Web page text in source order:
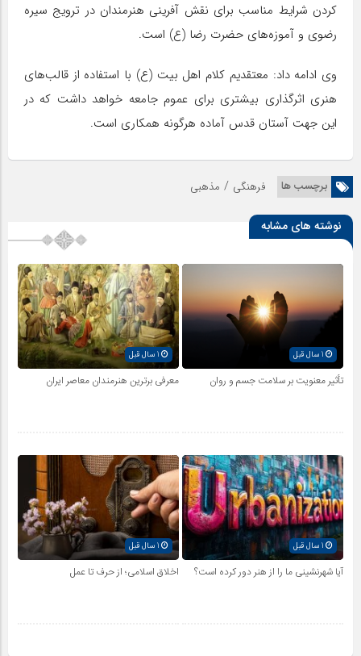
کردن شرایط مناسب برای نقش آفرینی هنرمندان در ترویج سیره
رضوی و آموزه‌های حضرت رضا (ع) است.
وی ادامه داد: معتقدیم کلام اهل بیت (ع) با استفاده از قالب‌های
هنری اثرگذاری بیشتری برای عموم جامعه خواهد داشت که در
این جهت آستان قدس آماده هرگونه همکاری است.
برچسب ها فرهنگی / مذهبی
نوشته های مشابه
1 سال قبل
تأثیر معنویت بر سلامت جسم و روان معرفی برترین هنرمندان معاصر ایران
1 سال قبل
آیا شهرنشینی ما را از هنر دور کرده است؟ اخلاق اسلامی؛ از حرف تا عمل